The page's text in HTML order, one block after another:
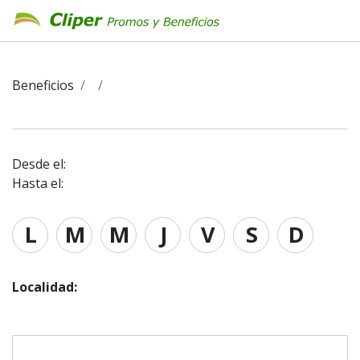
Beneficios
Desde el:
Hasta el:
L M M J V S D
Localidad: